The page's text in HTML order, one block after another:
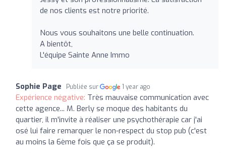
de nos clients est notre priorité.
Nous vous souhaitons une belle continuation.
A bientôt,
L'équipe Sainte Anne Immo
Sophie Page Publiée sur 1 year ago
Expérience négative: Très mauvaise communication avec
cette agence... M. Berly se moque des habitants du
quartier, il m'invite à réaliser une psychothérapie car j'ai
osé lui faire remarquer le non-respect du stop pub (c'est
au moins la 6ème fois que ça se produit).